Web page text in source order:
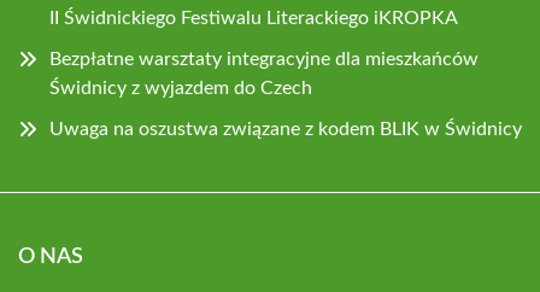
II Świdnickiego Festiwalu Literackiego iKROPKA
Bezpłatne warsztaty integracyjne dla mieszkańców
Świdnicy z wyjazdem do Czech
Uwaga na oszustwa związane z kodem BLIK w Świdnicy
O NAS